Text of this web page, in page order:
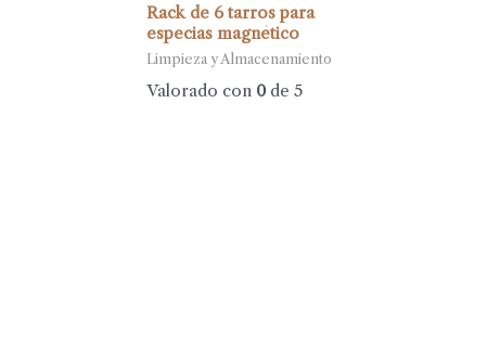
Rack de 6 tarros para
especias magnético
Limpieza y Almacenamiento
Valorado con 0de 5